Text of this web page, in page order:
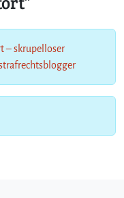
– skrupelloser